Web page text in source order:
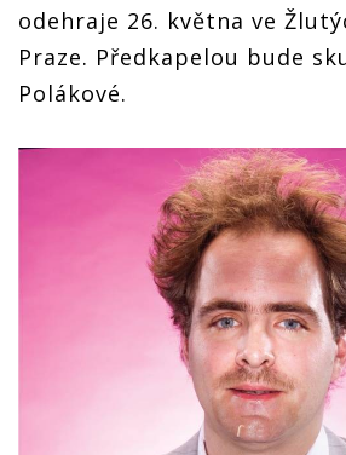
odehraje 26. května ve
Praze. Předkapelou bude
Polákové.